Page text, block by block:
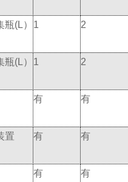
(L） 1 2
(L） 1 2
有 有
置 有 有
有 有